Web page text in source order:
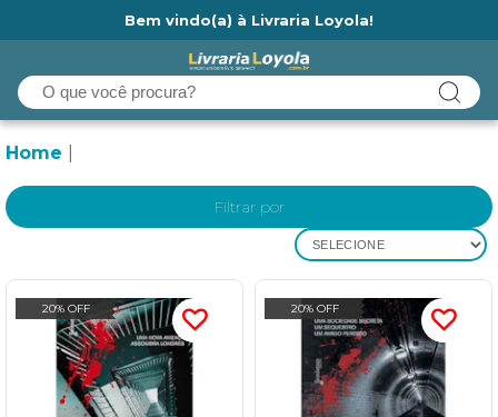
Bem vindo(a) à Livraria Loyola!
Home
Filtrar por
SELECIONE
20% OFF 20% OFF